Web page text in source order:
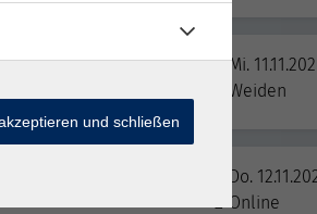
- Grundkurs
Mi.
Weiden
Do.
Online
und schließen